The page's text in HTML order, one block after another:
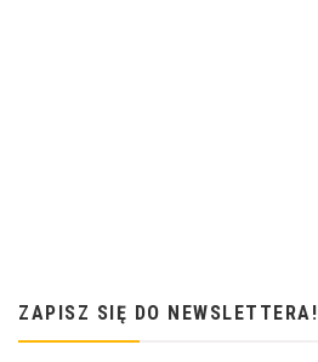
ZAPISZ SIĘ DO NEWSLETTERA!